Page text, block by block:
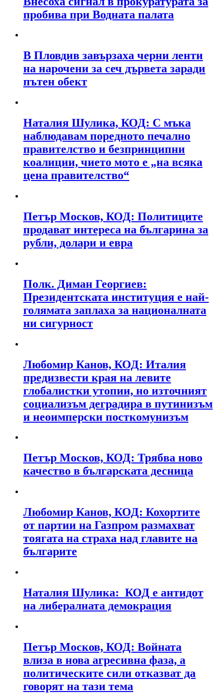
пробива при Водната палата
В Пловдив завързаха черни ленти
на нарочени за сеч дървета заради
пътен обект
Наталия Шулика, КОД: С мъка
наблюдавам поредното печално
правителство и безпринципни
коалиции, чието мото е „на всяка
цена правителство“
Петър Москов, КОД: Политиците
продават интереса на българина за
рубли, долари и евра
Полк. Диман Георгиев:
Президентската институция е най-
голямата заплаха за националната
ни сигурност
Любомир Канов, КОД: Италия
предизвести края на левите
глобалистки утопии, но източният
социализъм деградира в путинизъм
и неоимперски посткомунизъм
Петър Москов, КОД: Трябва ново
качество в българската десница
Любомир Канов, КОД: Кохортите
от партии на Газпром размахват
тоягата на страха над главите на
българите
Наталия Шулика: КОД е антидот
на либералната демокрация
Петър Москов, КОД: Войната
влиза в нова агресивна фаза, а
политическите сили отказват да
говорят на тази тема